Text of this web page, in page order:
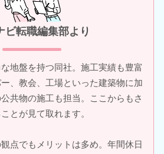
ビ転職編集部より
地盤を持つ同社。施工実績も豊富
、教会、工場といった建築物に加
共物の施工も担当。ここからもさ
とが見て取れます。
点でもメリットは多め。年間休日